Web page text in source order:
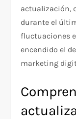
actualización,
durante el
fluctuaciones
encendido el
marketing